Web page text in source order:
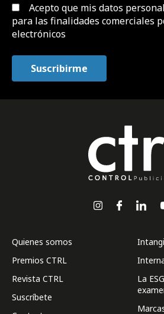
Acepto que mis datos
para las finalidades comerciales
electrónicos
Quienes somos
Premios CTRL
Revista CTRL
Suscríbete
La